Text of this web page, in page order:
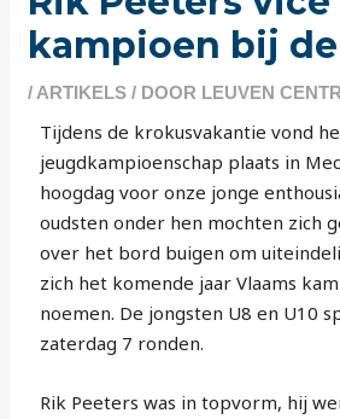
kampioen bij de
/ ARTIKELS / DOOR LEUVEN
Tijdens de krokusvakantie vond
jeugdkampioenschap plaats in
hoogdag voor onze jonge
oudsten onder hen mochten zich
over het bord buigen om
zich het komende jaar Vlaams
noemen. De jongsten U8 en U10
zaterdag 7 ronden.
Rik Peeters was in topvorm, hij